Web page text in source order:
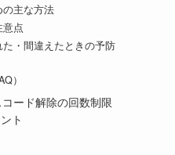
の主な方法
意点
・間違えたときの予防
）
ード解除の回数制限
ト